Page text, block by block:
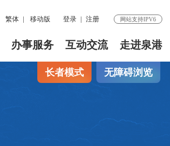
繁体 移动版 登录 注册 网站支持IPV6
办事服务 互动交流 走进泉港
长者模式 无障碍浏览